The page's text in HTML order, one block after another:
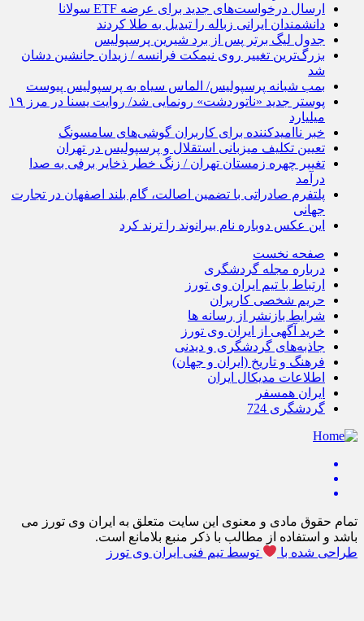
ارسال درخواست‌های جدید برای عرضه ETF سولانا
دانشمندان ایرانی زباله‌ را تبدیل به طلا کردند
جدول لیگ برتر پس از برد شیرین پرسپولیس
بزرگ‌ترین تغییر روی نیمکت فرانسه / زیدان جانشین دشان
شد
بمب شبانه پرسپولیس/ الماس سیاه به پرسپولیس پیوست
پوستر جدید «ناتوردشت» رونمایی شد/ روایت یسنا در مرز ۱۹
میلیارد
خبر ناامیدکننده برای کاربران گوشی‌های سامسونگ
تعیین تکلیف میزبانی استقلال و پرسپولیس در تهران
تغییر چهره زمستان تهران / زنگ خطر ذخایر برفی به صدا
درآمد
پلتفرم صادراتی با تضمین اصالت، گام بلند اصفهان در تجارت
جهانی
این عکس دوباره نام بیرانوند را ترند کرد
صفحه نخست
درباره مجله گردشگری
ارتباط با تیم ایران وی تورز
حریم شخصی کاربران
شرایط بازنشر از رسانه ها
خرید آگهی از ایران وی تورز
جاذبه‌های گردشگری و دیدنی
فرهنگ و تاریخ (ایران و جهان)
اطلاعات مدیکال ایران
ایران همسفر
گردشگری 724
تمام حقوق مادی و معنوی این سایت متعلق به ایران وی تورز می
باشد و استفاده از مطالب با ذکر منبع بلامانع است.
طراحی شده با
توسط تیم فنی ایران وی تورز